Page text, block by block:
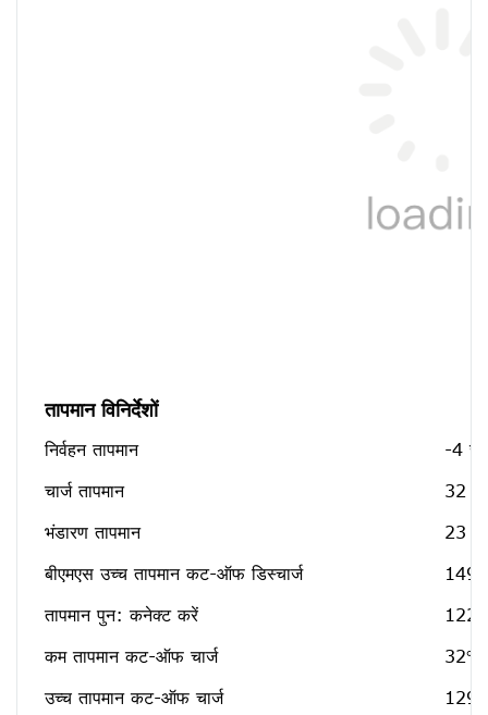
तापमान विनिर्देशों
निर्वहन तापमान -4 से
चार्ज तापमान 32
भंडारण तापमान 23
बीएमएस उच्च तापमान कट-ऑफ डिस्चार्ज
तापमान पुन: कनेक्ट करें
कम तापमान कट-ऑफ चार्ज
उच्च तापमान कट-ऑफ चार्ज